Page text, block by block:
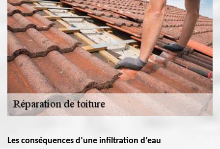
Les conséquences d’une infiltration d’eau